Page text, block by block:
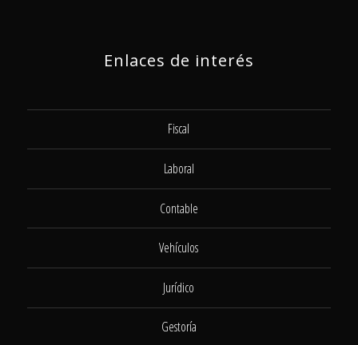
Enlaces de interés
Fiscal
Laboral
Contable
Vehículos
Jurídico
Gestoría